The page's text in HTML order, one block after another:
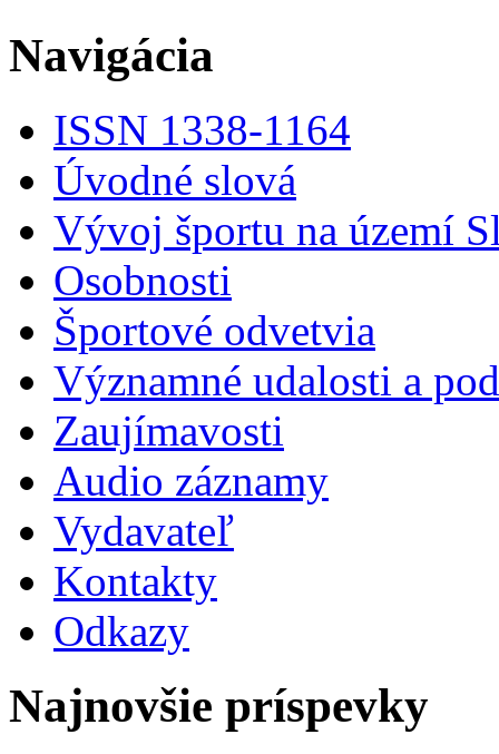
Navigácia
ISSN 1338-1164
Úvodné slová
Vývoj športu na území
Osobnosti
Športové odvetvia
Významné udalosti a
Zaujímavosti
Audio záznamy
Vydavateľ
Kontakty
Odkazy
Najnovšie príspevky